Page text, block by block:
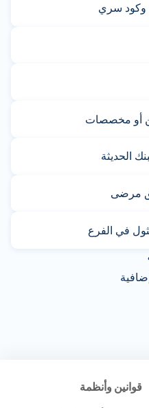
سري
أو مخصصات
مرضى
في الفرع
قوانين وأنظمة